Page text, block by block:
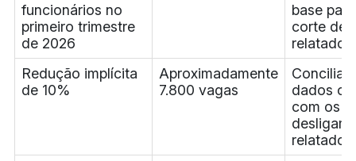
funcionários no
primeiro trimestre
de 2026
base
corte de
relatado.
Redução implícita
de 10%
Aproximadamente
7.800 vagas
Concilia
dados
com os
relatados.